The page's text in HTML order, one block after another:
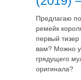
Предлагаю
ремейк
первый
вам? Можно
грядущего
оригинала?